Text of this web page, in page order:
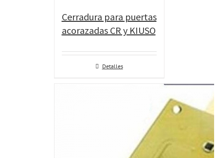
Cerradura para puertas
acorazadas CR y KIUSO
Detalles